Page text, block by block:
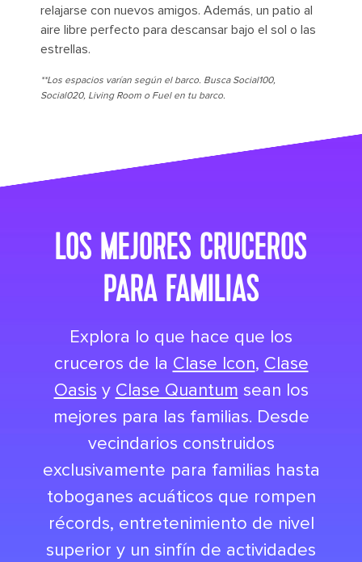
relajarse con nuevos amigos. Además, un patio al
aire libre perfecto para descansar bajo el sol o las
estrellas.
**Los espacios varían según el barco. Busca Social100,
Social020, Living Room o Fuel en tu barco.
its big time gradient option a 10
LOS MEJORES CRUCEROS
PARA FAMILIAS
Explora lo que hace que los
cruceros de la Clase Icon, Clase
Oasis y Clase Quantum sean los
mejores para las familias. Desde
vecindarios construidos
exclusivamente para familias hasta
toboganes acuáticos que rompen
récords, entretenimiento de nivel
superior y un sinfín de actividades